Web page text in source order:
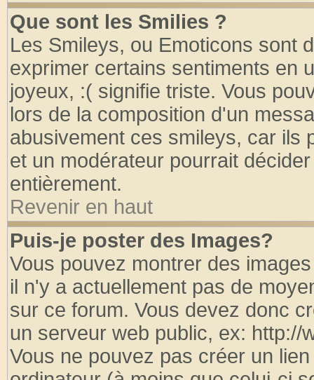
Que sont les Smilies ?
Les Smileys, ou Emoticons sont
exprimer certains sentiments en
joyeux, :( signifie triste. Vous
lors de la composition d'un
abusivement ces smileys, car ils
et un modérateur pourrait
entièrement.
Revenir en haut
Puis-je poster des Images?
Vous pouvez montrer des
il n'y a actuellement pas de
sur ce forum. Vous devez donc
un serveur web public, ex: http://
Vous ne pouvez pas créer un